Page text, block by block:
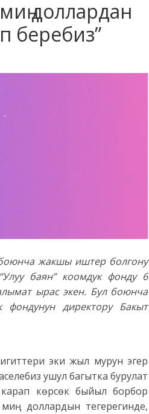
доллардан
беребиз”
жакшы иштер болгону
баян” коомдук фонду 6
ырас экен. Бул боюнча
фондунун директору Бакыт
эки жыл мурун эгер
ушул багытка бурулат
карап көрсөк быйыл борбор
доллардын тегерегинде,